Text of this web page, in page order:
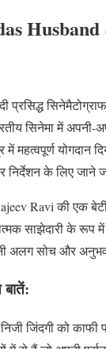
प्रसिद्ध
सिनेमा में अपनी-
महत्वपूर्ण योगदान
निर्देशन के लिए जाने
Ravi की एक बेटी
साझेदारी के रूप में
अलग सोच और
जिंदगी को काफी